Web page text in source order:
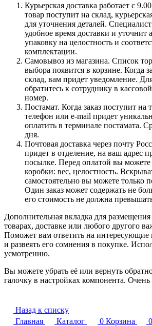
Курьерская доставка работает с
товар поступит на склад,
для уточнения деталей.
удобное время доставки и уточнит
упаковку на целостность и
комплектации.
Самовывоз из магазина. Список
выбора появится в корзине. Когда
склад, вам придет уведомление.
обратитесь к сотруднику в
номер.
Постамат. Когда заказ поступит на
телефон или e-mail придет
оплатить в терминале постамата.
дня.
Почтовая доставка через почту
придет в отделение, на ваш адрес
посылке. Перед оплатой вы можете
коробки: вес, целостность.
самостоятельно вы можете только
Один заказ может содержать не
его стоимость не должна
Дополнительная вкладка для
товарах, доставке или любого другого
Поможет вам ответить на интересующие
и развеять его сомнения в покупке.
усмотрению.
Вы можете убрать её или вернуть
галочку в настройках компонента. Очень
Назад к списку
Главная
Каталог 0 Корзина 0